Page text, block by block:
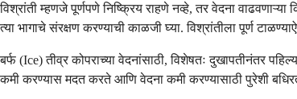
विश्रांती म्हणजे पूर्णपणे निष्क्रिय राहणे नव्हे, तर वेदना
त्या भागाचे संरक्षण करण्याची काळजी घ्या. विश्रांतीला पूर्ण
बर्फ (Ice) तीव्र कोपराच्या वेदनांसाठी, विशेषतः दुखापतीनंतर
कमी करण्यास मदत करते आणि वेदना कमी करण्यासाठी पुरेशी